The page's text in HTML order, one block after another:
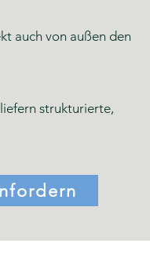
auch von außen den
strukturierte,